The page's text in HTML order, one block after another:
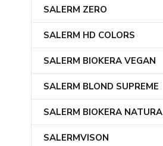
SALERM ZERO
SALERM HD COLORS
SALERM BIOKERA VEGAN
SALERM BLOND SUPREME
SALERM BIOKERA NATURA
SALERMVISON